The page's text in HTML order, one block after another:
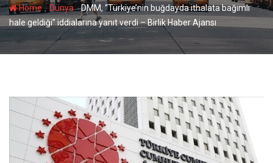
Home-Dünya-DMM, “Türkiye’nin buğdayda ithalata bağımlı
hale geldiği” iddialarına yanıt verdi – Birlik Haber Ajansı